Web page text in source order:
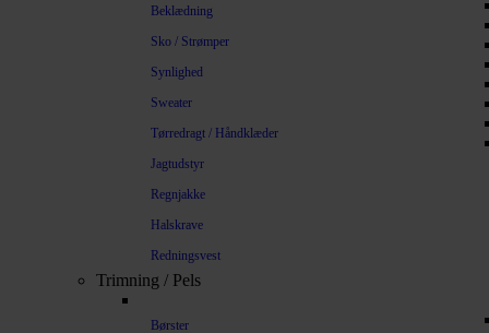
Beklædning
Sko / Strømper
Synlighed
Sweater
Tørredragt / Håndklæder
Jagtudstyr
Regnjakke
Halskrave
Redningsvest
Trimning / Pels
Børster